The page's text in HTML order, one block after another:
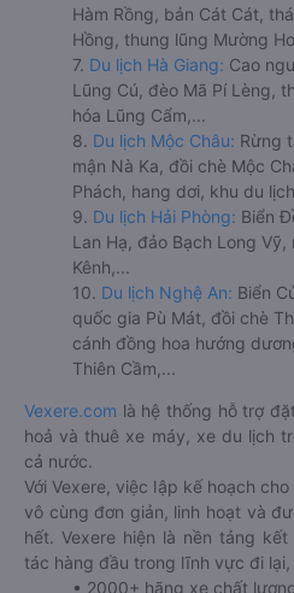
Hàm Rồng, bản Cát Cát,
Hồng, thung lũng Mường
7. Du lịch Hà Giang: Cao
Lũng Cú, đèo Mã Pí Lèng,
hóa Lũng Cẩm,...
8. Du lịch Mộc Châu: Rừng
mận Nà Ka, đồi chè Mộc
Phách, hang dơi, khu du
9. Du lịch Hải Phòng: Biển
Lan Hạ, đảo Bạch Long
Kênh,...
10. Du lịch Nghệ An: Biển
quốc gia Pù Mát, đồi chè
cánh đồng hoa hướng
Thiên Cầm,...
Vexere.com là hệ thống hỗ trợ
hoả và thuê xe máy, xe du lịch
cả nước.
Với Vexere, việc lập kế hoạch
vô cùng đơn giản, linh hoạt và
hết. Vexere hiện là nền tảng
tác hàng đầu trong lĩnh vực đi lại,
• 2000+ hãng xe chất